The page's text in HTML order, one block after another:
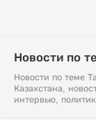
Новости по
Новости по теме
Казахстана,
интервью,